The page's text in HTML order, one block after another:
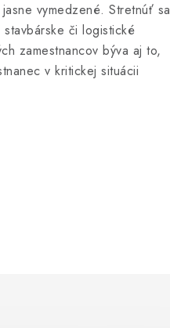
vymedzené. Stretnúť sa
či logistické
zamestnancov býva aj to,
v kritickej situácii